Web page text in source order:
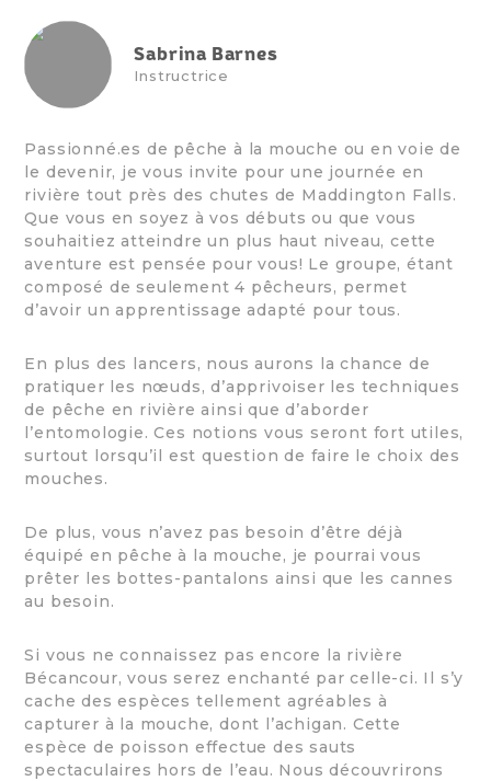
Sabrina Barnes
Instructrice
Passionné.es de pêche à la mouche ou en voie de
le devenir, je vous invite pour une journée en
rivière tout près des chutes de Maddington Falls.
Que vous en soyez à vos débuts ou que vous
souhaitiez atteindre un plus haut niveau, cette
aventure est pensée pour vous! Le groupe, étant
composé de seulement 4 pêcheurs, permet
d’avoir un apprentissage adapté pour tous.
En plus des lancers, nous aurons la chance de
pratiquer les nœuds, d’apprivoiser les techniques
de pêche en rivière ainsi que d’aborder
l’entomologie. Ces notions vous seront fort utiles,
surtout lorsqu’il est question de faire le choix des
mouches.
De plus, vous n’avez pas besoin d’être déjà
équipé en pêche à la mouche, je pourrai vous
prêter les bottes-pantalons ainsi que les cannes
au besoin.
Si vous ne connaissez pas encore la rivière
Bécancour, vous serez enchanté par celle-ci. Il s’y
cache des espèces tellement agréables à
capturer à la mouche, dont l’achigan. Cette
espèce de poisson effectue des sauts
spectaculaires hors de l’eau. Nous découvrirons